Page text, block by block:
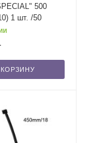
500
1 шт. /50
КОРЗИНУ